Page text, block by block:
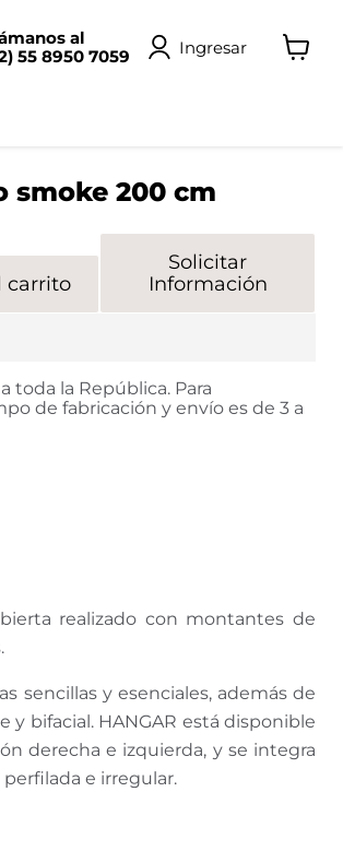
al
55 8950 7059
Ingresar
200 cm
carrito
Solicitar
Información
toda la República. Para
de fabricación y envío es de 3 a
realizado con montantes de
sencillas y esenciales, además de
bifacial. HANGAR está disponible
derecha e izquierda, y se integra
e irregular.